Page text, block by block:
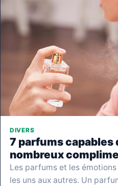
DIVERS
7 parfums capables
nombreux
Les parfums et les
les uns aux autres. Un